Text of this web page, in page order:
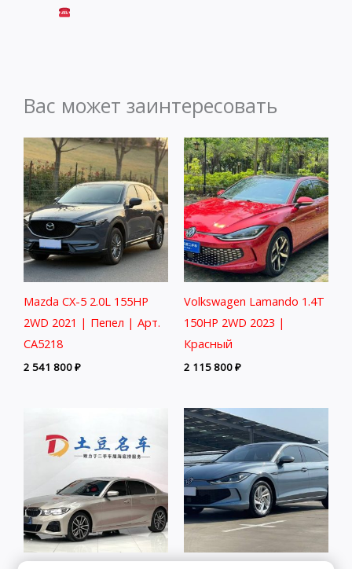
Вас может заинтересовать
Mazda CX-5 2.0L 155HP
2WD 2021 | Пепел | Арт.
CA5218
2 541 800₽
Volkswagen Lamando 1.4T
150HP 2WD 2023 |
Красный
2 115 800₽